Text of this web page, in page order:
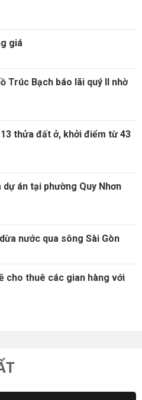
giá
Trúc Bạch báo lãi quý II nhờ
thửa đất ở, khởi điểm từ 43
án tại phường Quy Nhơn
nước qua sông Sài Gòn
cho thuê các gian hàng với